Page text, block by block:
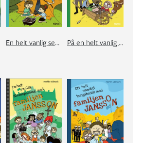
En helt vanlig semester med familjen Jansson På en helt vanlig bondgård med familjen Jansson